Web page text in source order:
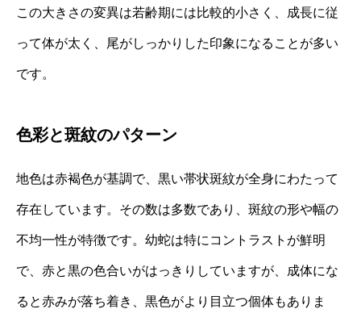
この大きさの変異は若齢期には比較的小さく、成長に従
って体が太く、尾がしっかりした印象になることが多い
です。
色彩と斑紋のパターン
地色は赤褐色が基調で、黒い帯状斑紋が全身にわたって
存在しています。その数は多数であり、斑紋の形や幅の
不均一性が特徴です。幼蛇は特にコントラストが鮮明
で、赤と黒の色合いがはっきりしていますが、成体にな
ると赤みが落ち着き、黒色がより目立つ個体もありま